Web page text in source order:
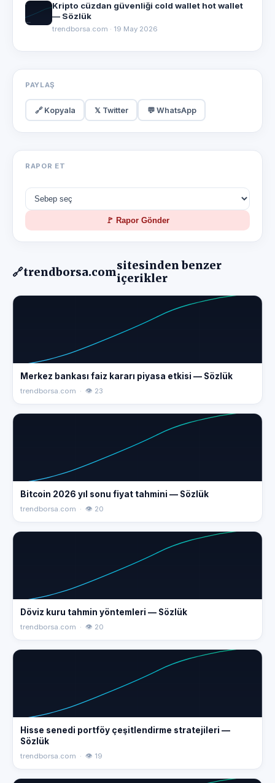
Kripto cüzdan güvenliği cold wallet hot wallet
— Sözlük
trendborsa.com · 19 May 2026
PAYLAŞ
🔗 Kopyala 𝕏 Twitter 💬 WhatsApp
RAPOR ET
🚩 Rapor Gönder
🔗trendborsa.comsitesinden benzer
içerikler
Merkez bankası faiz kararı piyasa etkisi — Sözlük
trendborsa.com · 👁 23
Bitcoin 2026 yıl sonu fiyat tahmini — Sözlük
trendborsa.com · 👁 20
Döviz kuru tahmin yöntemleri — Sözlük
trendborsa.com · 👁 20
Hisse senedi portföy çeşitlendirme stratejileri —
Sözlük
trendborsa.com · 👁 19